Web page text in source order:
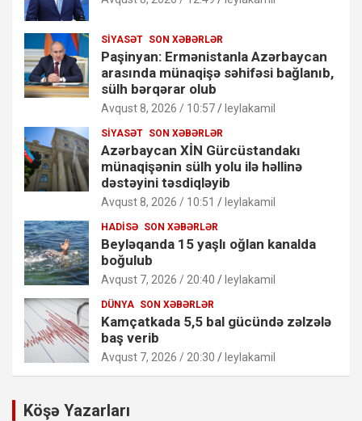
SIYASƏT SON XƏBƏRLƏR
Paşinyan: Ermənistanla Azərbaycan
arasında münaqişə səhifəsi bağlanıb,
sülh bərqərar olub
Avqust 8, 2026 / 10:57 leylakamil
SIYASƏT SON XƏBƏRLƏR
Azərbaycan XİN Gürcüstandakı
münaqişənin sülh yolu ilə həllinə
dəstəyini təsdiqləyib
Avqust 8, 2026 / 10:51 leylakamil
HADISƏ SON XƏBƏRLƏR
Beyləqanda 15 yaşlı oğlan kanalda
boğulub
Avqust 7, 2026 / 20:40 leylakamil
DÜNYA SON XƏBƏRLƏR
Kamçatkada 5,5 bal gücündə zəlzələ
baş verib
Avqust 7, 2026 / 20:30 leylakamil
Köşə Yazarları